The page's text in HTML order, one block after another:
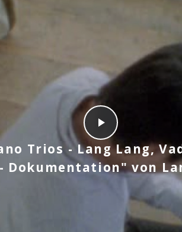
Trios - Lang Lang,
Dokumentation" von